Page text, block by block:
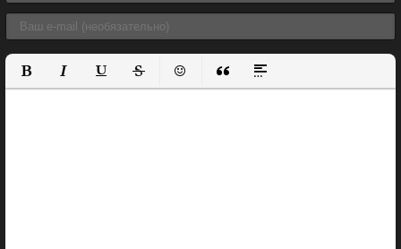
Полужирный
КурсивПодчеркнутый
ЗачеркнутыйВставить смайлик
Вставка цитаты
Вставка спойлера